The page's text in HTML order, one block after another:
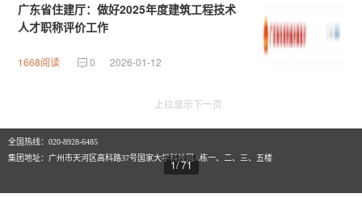
广东省住建厅：做好2025年度建筑工程技术
人才职称评价工作
1668阅读 0 2026-01-12
上拉显示下一页
1/71
全国热线：020-8928-6485
集团地址：广州市天河区高科路37号国家大学科技园A栋一、二、三、五楼